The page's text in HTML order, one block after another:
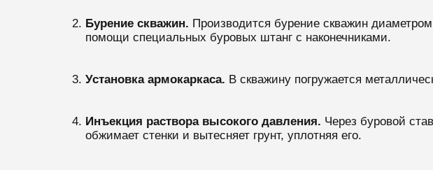
Бурение скважин. Производится бурение скважин
помощи специальных буровых штанг с наконечниками.
Установка армокаркаса. В скважину погружается
Инъекция раствора высокого давления. Через буровой
обжимает стенки и вытесняет грунт, уплотняя его.